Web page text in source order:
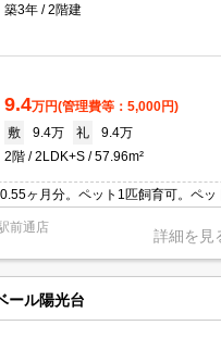
築3年
2階建
9.4万円(管理費等：5,000円)
敷
9.4万 礼
9.4万
2階
2LDK+S 57.96m²
ヶ月分。ペット1匹飼育可。ペッ
メラ設置。子育てに優しい住環境。
前通店
詳細を見
ール陽光台